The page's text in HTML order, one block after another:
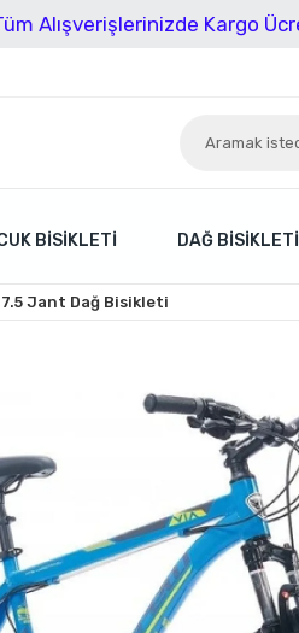
Kargo Ücretsiz!
BISIKLETI DAĞ BISIKLETI
Jant Dağ Bisikleti